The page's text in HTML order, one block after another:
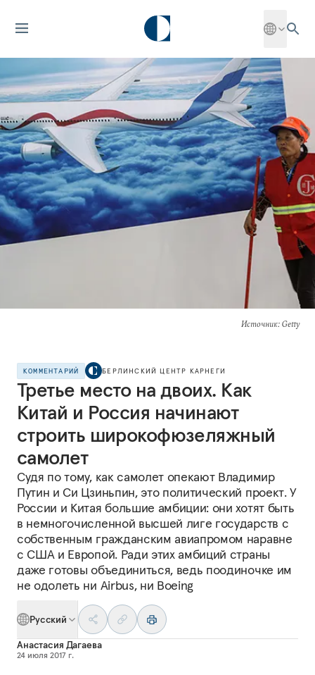
Источник: Getty
КОММЕНТАРИЙ БЕРЛИНСКИЙ ЦЕНТР КАРНЕГИ
Третье место на двоих. Как
Китай и Россия начинают
строить широкофюзеляжный
самолет
Судя по тому, как самолет опекают Владимир
Путин и Си Цзиньпин, это политический проект. У
России и Китая большие амбиции: они хотят быть
в немногочисленной высшей лиге государств с
собственным гражданским авиапромом наравне
с США и Европой. Ради этих амбиций страны
даже готовы объединиться, ведь поодиночке им
не одолеть ни Airbus, ни Boeing
Русский
Анастасия Дагаева
24 июля 2017 г.